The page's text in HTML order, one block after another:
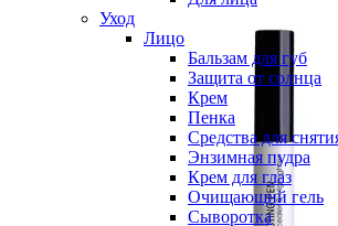
Уход
Лицо
Бальзам для губ
Защита от солнца
Крем
Пенка
Средства для
Энзимная пудра
Крем для глаз
Очищающий гель
Сыворотка